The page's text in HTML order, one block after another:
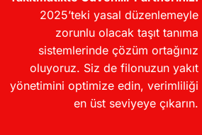
İndirimli Akaryakıt
Fırsatları
2025’teki yasal düzenlemeyle
zorunlu olacak taşıt tanıma
sistemlerinde çözüm ortağınız
oluyoruz. Siz de filonuzun yakıt
yönetimini optimize edin, verimliliği
en üst seviyeye çıkarın.